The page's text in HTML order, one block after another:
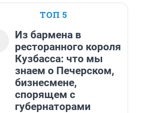
ТОП 5
Из бармена в
ресторанного короля
Кузбасса: что мы
знаем о Печерском,
бизнесмене,
спорящем с
губернаторами